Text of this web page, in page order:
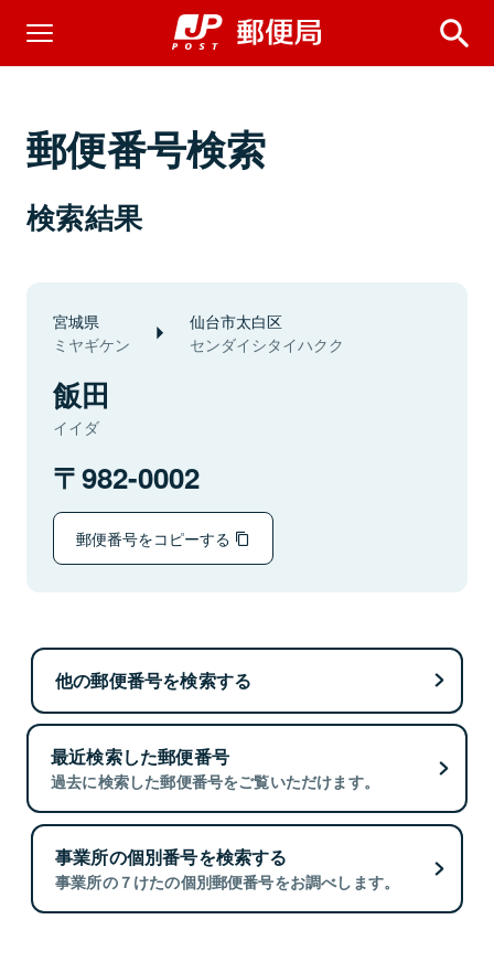
郵便番号検索
検索結果
宮城県
ミヤギケン
仙台市太白区
センダイシタイハクク
飯田
イイダ
982-0002
郵便番号をコピーする
他の郵便番号を検索する
最近検索した郵便番号
過去に検索した郵便番号をご覧いただけます。
事業所の個別番号を検索する
事業所の７けたの個別郵便番号をお調べします。